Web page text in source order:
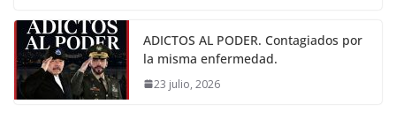
ADICTOS AL PODER. Contagiados por
la misma enfermedad.
23 julio, 2026